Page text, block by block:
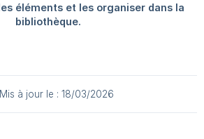
Mis à jour le : 18/03/2026